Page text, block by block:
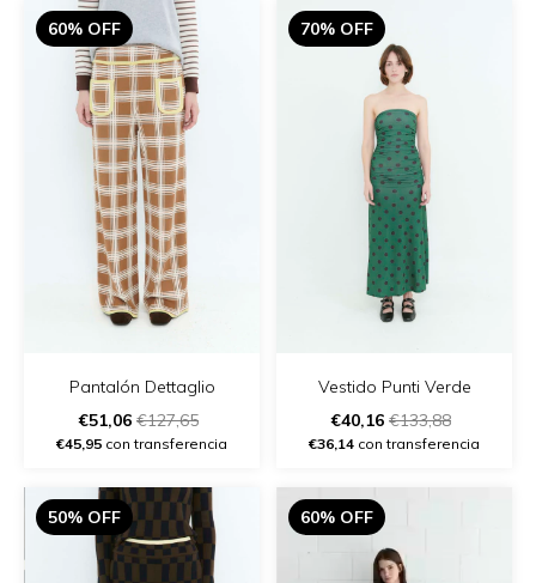
60% OFF
Pantalón Dettaglio
€51,06 €127,65
€45,95 con transferencia
70% OFF
Vestido Punti Verde
€40,16 €133,88
€36,14 con transferencia
50% OFF 60% OFF